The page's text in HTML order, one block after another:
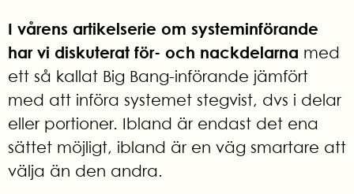
I vårens artikelserie om systeminförande
har vi diskuterat för- och nackdelarna med
ett så kallat Big Bang-införande jämfört
med att införa systemet stegvist, dvs i delar
eller portioner. Ibland är endast det ena
sättet möjligt, ibland är en väg smartare att
välja än den andra.